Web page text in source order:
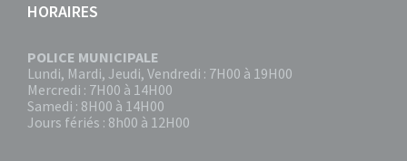
HORAIRES
POLICE MUNICIPALE
Lundi, Mardi, Jeudi, Vendredi : 7H00 à 19H00
Mercredi : 7H00 à 14H00
Samedi : 8H00 à 14H00
Jours fériés : 8h00 à 12H00